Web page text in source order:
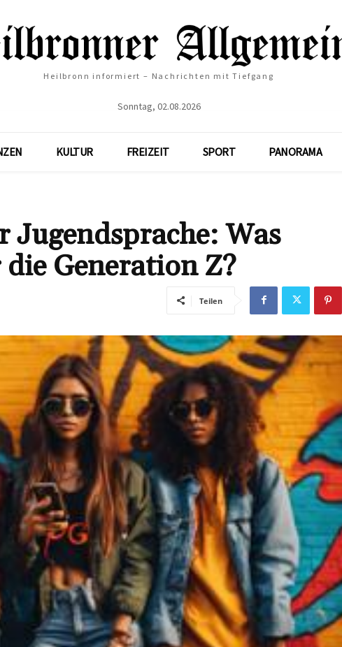
Heilbronn informiert – Nachrichten mit Tiefgang
Sonntag, 02.08.2026
KULTUR FREIZEIT SPORT PANORAMA
Jugendsprache: Was
Generation Z?
Teilen